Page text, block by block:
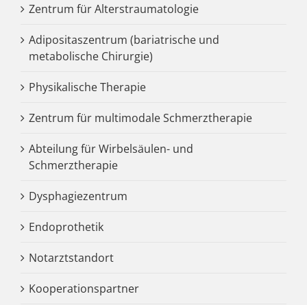
Zentrum für Alterstraumatologie
Adipositaszentrum (bariatrische und
metabolische Chirurgie)
Physikalische Therapie
Zentrum für multimodale Schmerztherapie
Abteilung für Wirbelsäulen- und
Schmerztherapie
Dysphagiezentrum
Endoprothetik
Notarztstandort
Kooperationspartner